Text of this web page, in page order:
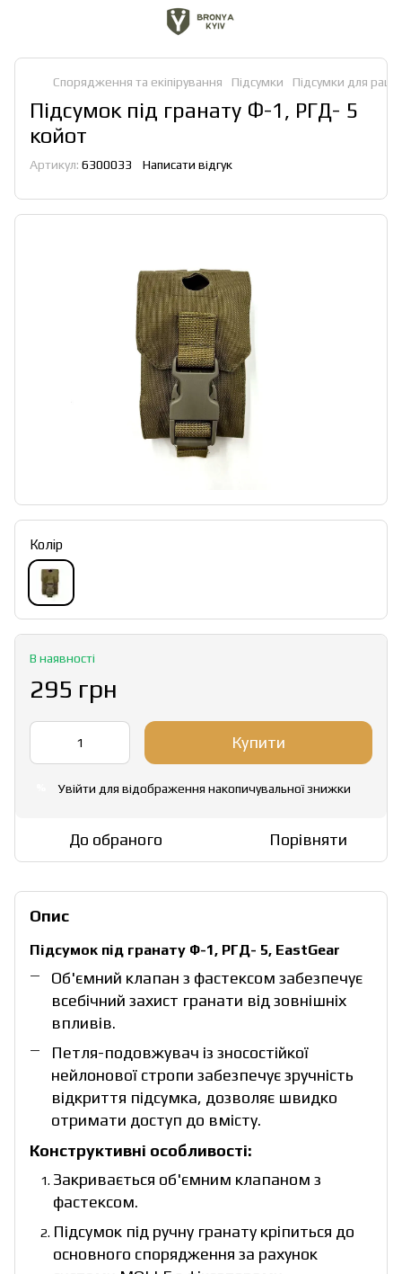
Спорядження та екіпірування Підсумки Підсумки для
Підсумок під гранату Ф-1, РГД- 5
койот
Артикул: 6300033 Написати відгук
Колір
В наявності
295 грн
Купити
Увійти для відображення накопичувальної знижки
До обраного Порівняти
Опис
Підсумок під гранату Ф-1, РГД- 5, EastGear
Об'ємний клапан з фастексом забезпечує
всебічний захист гранати від зовнішніх
впливів.
Петля-подовжувач із зносостійкої
нейлонової стропи забезпечує зручність
відкриття підсумка, дозволяє швидко
отримати доступ до вмісту.
Конструктивні особливості:
Закривається об'ємним клапаном з
фастексом.
Підсумок під ручну гранату кріпиться до
основного спорядження за рахунок